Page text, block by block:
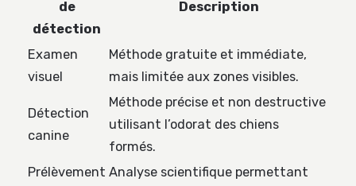
de
détection
Description
Examen
visuel
Méthode gratuite et immédiate,
mais limitée aux zones visibles.
Détection
canine
Méthode précise et non destructive
utilisant l’odorat des chiens
formés.
Prélèvement Analyse scientifique permettant